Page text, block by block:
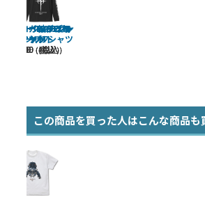
フティー M-51ジャ
ケット
¥13,200（税込）
フティースローガン
Tシャツ
¥3,190（税込）
クスィーガンダム T
シャツ
¥3,190（税込）
ペーネロペー Tシャ
ツ
¥3,190（税込）
マフティー フライト
ジャケット
¥31,900（税込）
フティー MA-1ジャ
ケット
¥13,200（税込）
マフティー 袖リブロ
グスリーブTシャツ
¥4,290（税込）
この商品を買った人はこんな商品も